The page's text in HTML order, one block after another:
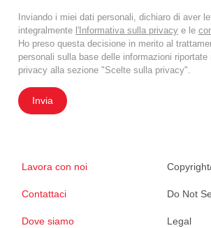
Inviando i miei dati personali, dichiaro di aver
integralmente l'Informativa sulla privacy e le
Ho preso questa decisione in merito al
personali sulla base delle informazioni
privacy alla sezione "Scelte sulla privacy".
Invia
Lavora con noi
Contattaci
Dove siamo
Do Not
Legal